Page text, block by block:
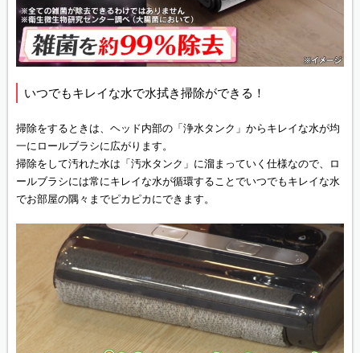
いつでもキレイな水で水拭き掃除ができる！
掃除をするときは、ヘッド内部の「浄水タンク」からキレイな水が均
一にロールブラシに広がります。
掃除をして汚れた水は「汚水タンク」に溜まっていく仕様なので、ロ
ールブラシには常にキレイな水が循環することでいつでもキレイな水
でお部屋の隅々までピカピカにできます。